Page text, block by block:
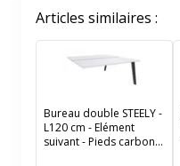
Articles similaires :
Bureau double STEELY -
L120 cm - Elément
suivant - Pieds carbone